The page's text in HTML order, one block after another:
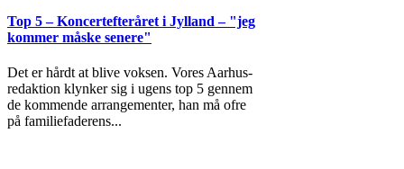
Top 5 – Koncertefteråret i Jylland – "jeg
kommer måske senere"
Det er hårdt at blive voksen. Vores Aarhus-
redaktion klynker sig i ugens top 5 gennem
de kommende arrangementer, han må ofre
på familiefaderens...